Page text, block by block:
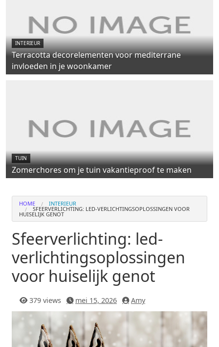
INTERIEUR
Terracotta decorelementen voor mediterrane
invloeden in je woonkamer
TUIN
Zomerchores om je tuin vakantieproof te maken
HOME INTERIEUR
SFEERVERLICHTING: LED-VERLICHTINGSOPLOSSINGEN VOOR
HUISELIJK GENOT
Sfeerverlichting: led-
verlichtingsoplossingen
voor huiselijk genot
379 views mei 15, 2026 Amy